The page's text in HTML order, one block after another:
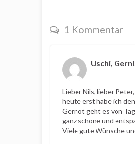
1 Kommentar
Uschi,
Lieber Nils, lieber
heute erst habe ich
Gernot geht es von
ganz schöne und
Viele gute Wünsche